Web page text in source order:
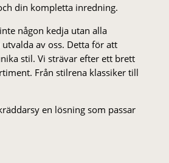
din kompletta inredning.
någon kedja utan alla
av oss. Detta för att
stil. Vi strä­var efter ett brett
Från stil­rena klas­siker till
en lösning som passar